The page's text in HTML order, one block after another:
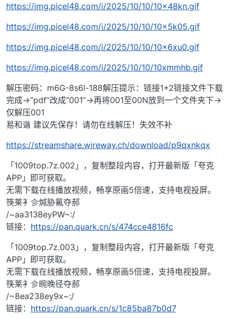
https://img.picel48.com/i/2025/10/10/10x48kn.gif
https://img.picel48.com/i/2025/10/10/10x5k05.gif
https://img.picel48.com/i/2025/10/10/10x6xu0.gif
https://img.picel48.com/i/2025/10/10/10xmmhb.gif
解压密码：m6G-8s6l-188解压提示：链接1+2链接文件下载
完成→“pdf”改成“001”→再将001至00N放到一个文件夹下→
仅解压001
易和谐 建议先保存！请勿在线解压！失效不补
https://streamshare.wireway.ch/download/p9qxnkqx
「1009top.7z.002」，复制整段内容，打开最新版「夸克
APP」即可获取。
无需下载在线播放视频，畅享原画5倍速，支持电视投屏。
筷莱衤㐱煘胁氟夺郝
/~aa3138eyPW~:/
链接： https://pan.quark.cn/s/474cce4816fc
「1009top.7z.003」，复制整段内容，打开最新版「夸克
APP」即可获取。
无需下载在线播放视频，畅享原画5倍速，支持电视投屏。
筷莱衤㐱晼晚径夺郝
/~8ea238ey9x~:/
链接： https://pan.quark.cn/s/1c85ba87b0d7